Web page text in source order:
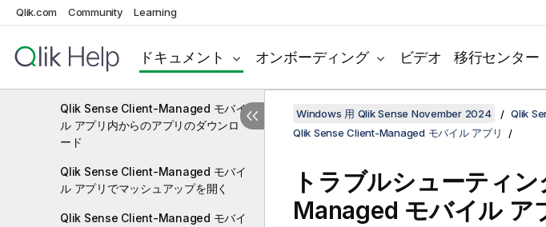
Qlik.com Community Learning
ドキュメント オンボーディング ビデオ 移行センター
Qlik Sense Client-Managed モバイ
Qlik Sense Client-Managed モバイ
Qlik Sense Client-Managed モバイ
ル アプリ内からのアプリのダウンロ
ード
Qlik Sense Client-Managed モバイ
ル アプリでマッシュアップを開く
Qlik Sense Client-Managed モバイ
Windows 用 Qlik Sense November 2024 Qlik
Qlik Sense Client-Managed モバイル アプリ
トラブルシューティ
Managed モバイルア